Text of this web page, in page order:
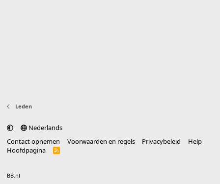
Leden
Nederlands
Contact opnemen
Voorwaarden en regels Privacybeleid
Help
Hoofdpagina
R
BB.nl